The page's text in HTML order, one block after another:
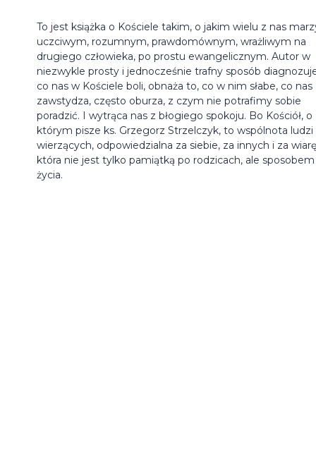
To jest książka o Kościele takim, o jakim wielu z nas
uczciwym, rozumnym, prawdomównym, wrażliwym na
drugiego człowieka, po prostu ewangelicznym. Autor w
niezwykle prosty i jednocześnie trafny sposób
co nas w Kościele boli, obnaża to, co w nim słabe, co nas
zawstydza, często oburza, z czym nie potrafimy sobie
poradzić. I wytrąca nas z błogiego spokoju. Bo Kościół, o
którym pisze ks. Grzegorz Strzelczyk, to wspólnota ludzi
wierzących, odpowiedzialna za siebie, za innych i za
która nie jest tylko pamiątką po rodzicach, ale sposobem
życia.